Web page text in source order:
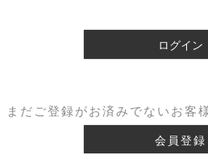
ログイン
まだご登録がお済みでないお客
会員登録